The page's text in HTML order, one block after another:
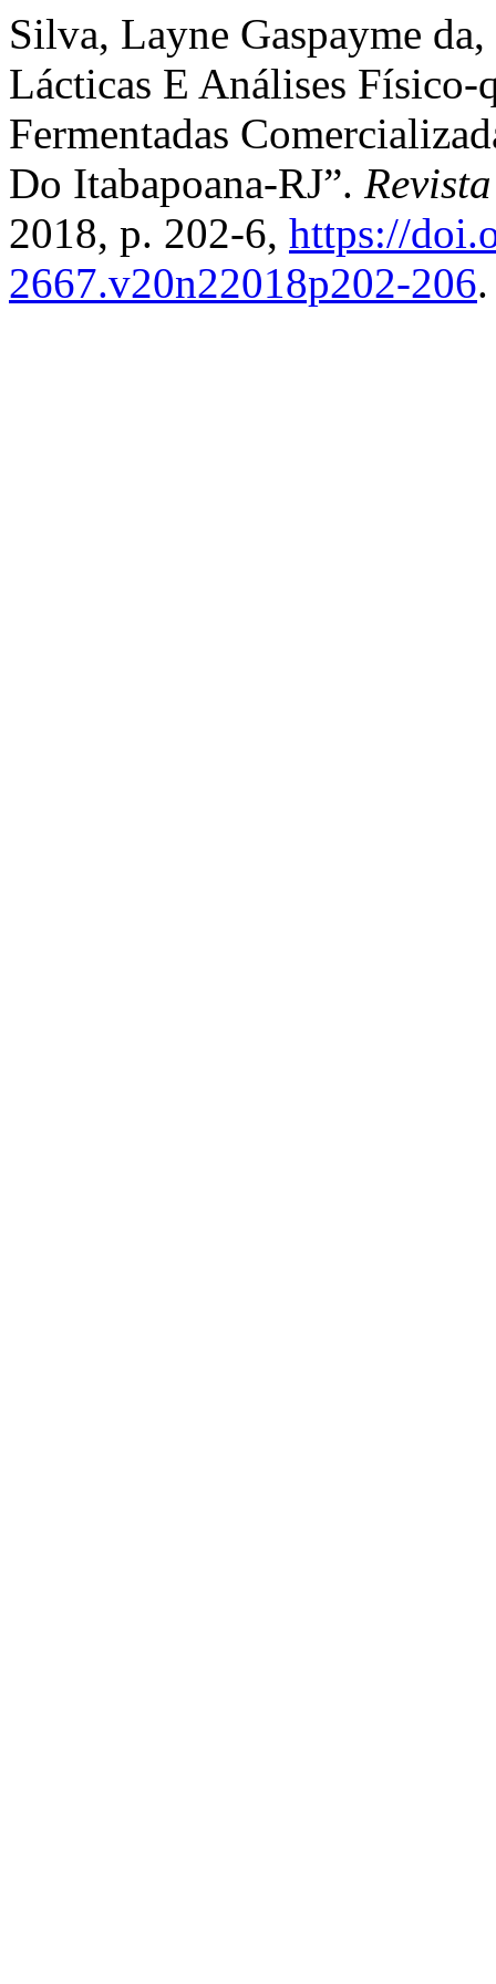
Silva, Layne Gaspayme
Lácticas E Análises Físico-
Fermentadas
Do Itabapoana-RJ”.
2018, p. 202-6, https://
2667.v20n22018p202-206.